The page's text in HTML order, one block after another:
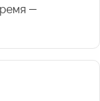
—